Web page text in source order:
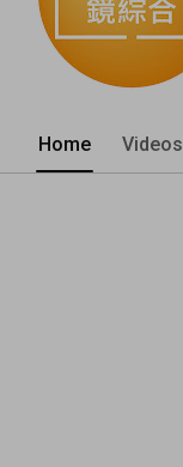
Home Videos